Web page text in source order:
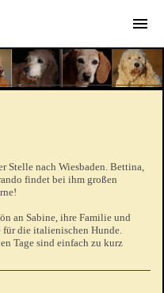
Stelle nach Wiesbaden. Bettina,
findet bei ihm großen
an Sabine, ihre Familie und
für die italienischen Hunde.
Tage sind einfach zu kurz